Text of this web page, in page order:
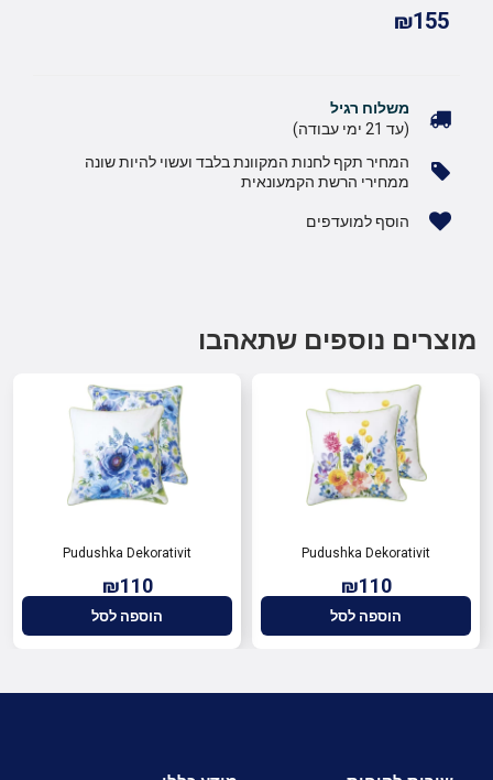
₪155
משלוח רגיל
(עד 21 ימי עבודה)
המחיר תקף לחנות המקוונת בלבד ועשוי להיות שונה
ממחירי הרשת הקמעונאית
הוסף למועדפים
מוצרים נוספים שתאהבו
Pudushka Dekorativit
₪110
הוספה לסל
Pudushka Dekorativit
₪110
הוספה לסל